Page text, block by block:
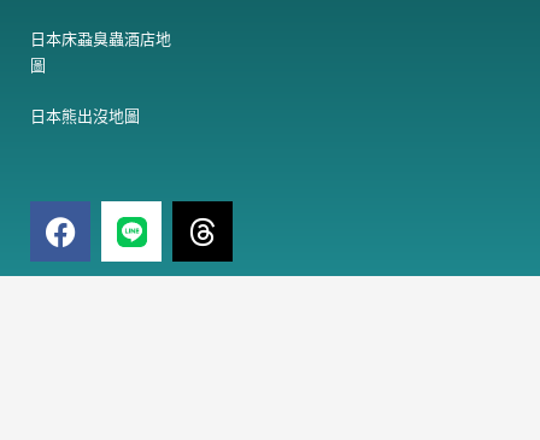
日本床蝨臭蟲酒店地
圖
日本熊出沒地圖
F
a
c
T
h
r